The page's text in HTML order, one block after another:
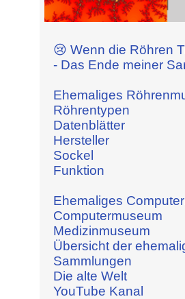
😢 Wenn die Röhren
- Das Ende meiner
Ehemaliges
Röhrentypen
Datenblätter
Hersteller
Sockel
Funktion
Ehemaliges
Computermuseum
Medizinmuseum
Übersicht der
Sammlungen
Die alte Welt
YouTube Kanal